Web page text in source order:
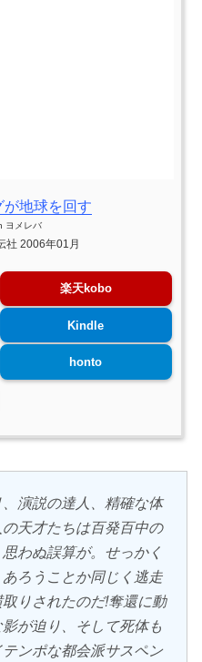
が地球を回す
ヨメレバ
2006年01月
楽天kobo
Kindle
honto
演説の達人、精確な体
天才たちは百発百中の
わぬ誤算が。せっかく
ろうことか同じく逃走
りされたのだ!奪還に動
が迫り、そして死体も
ンポな都会派サスペン